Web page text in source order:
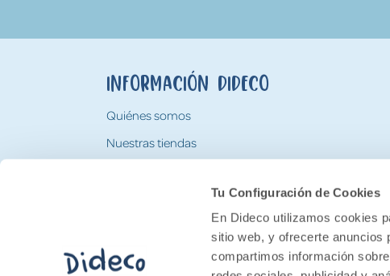
Tu Configuración de Cookies
En Dideco utilizamos cookies
sitio web, y ofrecerte anuncios
compartimos información
Información Dideco
Quiénes somos
Nuestras tiendas
Tarjeta Regalo Dideco